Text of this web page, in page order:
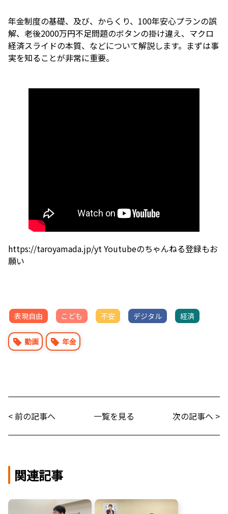
年金制度の基礎、及び、からくり、100年安心プランの誤
解、老後2000万円不足問題のボタンの掛け違え、マクロ
経済スライドの本質、などについて解説します。まずは事
実を知ることが非常に重要。
https://taroyamada.jp/yt Youtubeのちゃんねる登録もお
願い
表現自由 こども 不安 デジタル 経済
動画 年金
< 前の記事へ 一覧を見る 次の記事へ >
関連記事